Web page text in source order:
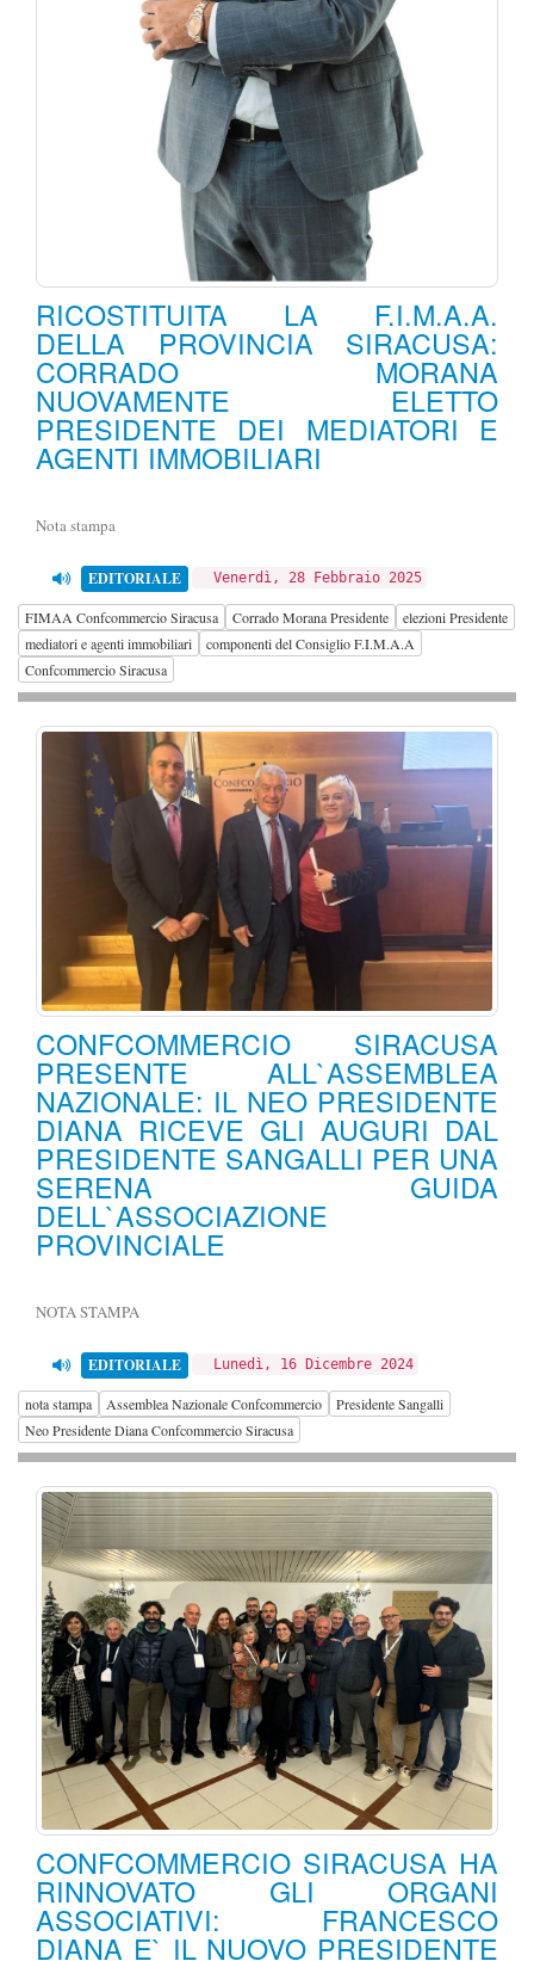
RICOSTITUITA LA F.I.M.A.A.
DELLA PROVINCIA SIRACUSA:
CORRADO MORANA
NUOVAMENTE ELETTO
PRESIDENTE DEI MEDIATORI E
AGENTI IMMOBILIARI
Nota stampa
EDITORIALE Venerdì, 28 Febbraio 2025
FIMAA Confcommercio Siracusa Corrado Morana Presidente
elezioni Presidente
mediatori e agenti immobiliari
componenti del Consiglio F.I.M.A.A
Confcommercio Siracusa
CONFCOMMERCIO SIRACUSA
PRESENTE ALL`ASSEMBLEA
NAZIONALE: IL NEO PRESIDENTE
DIANA RICEVE GLI AUGURI DAL
PRESIDENTE SANGALLI PER UNA
SERENA GUIDA
DELL`ASSOCIAZIONE
PROVINCIALE
NOTA STAMPA
EDITORIALE Lunedì, 16 Dicembre 2024
nota stampa Assemblea Nazionale Confcommercio
Presidente Sangalli
Neo Presidente Diana Confcommercio Siracusa
CONFCOMMERCIO SIRACUSA HA
RINNOVATO GLI ORGANI
ASSOCIATIVI: FRANCESCO
DIANA E` IL NUOVO PRESIDENTE